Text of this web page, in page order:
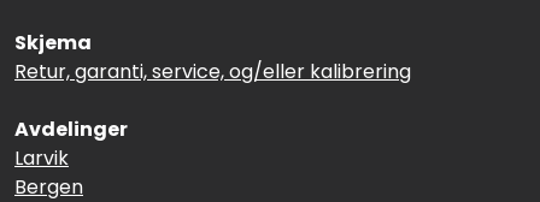
Skjema
Retur, garanti, service, og/eller kalibrering
Avdelinger
Larvik
Bergen